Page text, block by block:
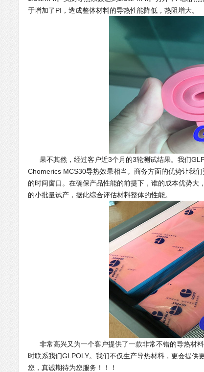
于增加了PI，造成整体材料的导热性能降低，热阻增大。
果不其然，经过客户近3个月的3轮测试结果。我们
Chomerics MCS30导热效果相当。商务方面的优势让我
的时间窗口。在确保产品性能的前提下，谁的成本优势
的小批量试产，据此综合评估材料整体的性能。
非常高兴又为一个客户提供了一款非常不错的导热材
时联系我们GLPOLY。我们不仅生产导热材料，更会提
您，真诚期待为您服务！！！